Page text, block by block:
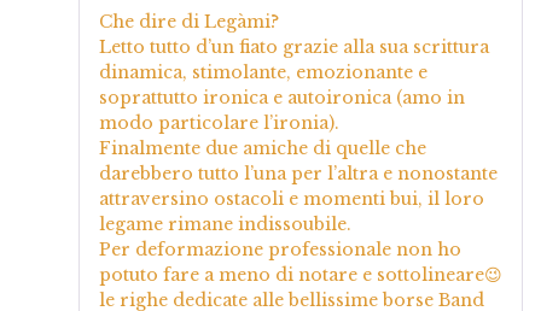
Che dire di Legàmi?
Letto tutto d’un fiato grazie alla sua scrittura
dinamica, stimolante, emozionante e
soprattutto ironica e autoironica (amo in
modo particolare l’ironia).
Finalmente due amiche di quelle che
darebbero tutto l’una per l’altra e nonostante
attraversino ostacoli e momenti bui, il loro
legame rimane indissoubile.
Per deformazione professionale non ho
potuto fare a meno di notare e sottolineare😉
le righe dedicate alle bellissime borse Band